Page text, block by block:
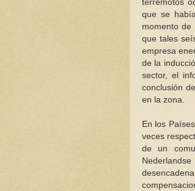
terremotos
que se
momento de
que tales
empresa
de la
sector, el
conclusión
en la zona.
En los
veces
de un